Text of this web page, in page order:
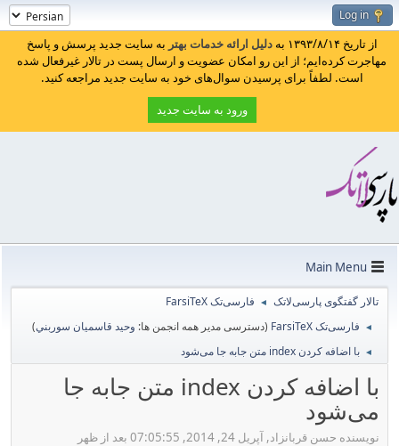
Log in
از تاریخ ۱۳۹۳/۸/۱۴ به دلیل ارائه خدمات بهتر به سایت جدید پرسش و پاسخ
مهاجرت کرده‌ایم؛ از این رو امکان عضویت و ارسال پست در تالار غیرفعال شده
است. لطفاً برای پرسیدن سوال‌های خود به سایت جدید مراجعه کنید.
ورود به سایت جدید
Main Menu
تالار گفتگوی پارسی‌لاتک ◄ فارسی‌تک FarsiTeX
◄ فارسی‌تک FarsiTeX (دسترسی مدیر همه انجمن ها: وحيد قاسميان سوربني)
◄ با اضافه کردن index متن جابه جا می‌شود
با اضافه کردن index متن جابه جا
می‌شود
نویسنده حسن قربانزاد, آپریل 24, 2014, 07:05:55 بعد از ظهر